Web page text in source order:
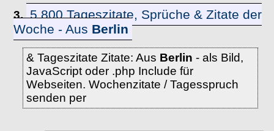
3. 5.800 Tageszitate, Sprüche & Zitate der
Woche - Aus Berlin
& Tageszitate Zitate: Aus Berlin - als Bild,
JavaScript oder .php Include für
Webseiten. Wochenzitate / Tagesspruch
senden per